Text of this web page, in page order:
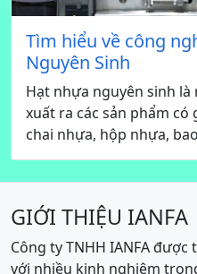
Tìm hiểu về công
Nguyên Sinh
Hạt nhựa nguyên sinh là
xuất ra các sản phẩm
chai nhựa, hộp nhựa,
GIỚI THIỆU IANFA
Công ty TNHH IANFA
với nhiều kinh nghiệm